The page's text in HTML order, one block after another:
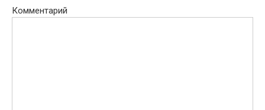
Комментарий